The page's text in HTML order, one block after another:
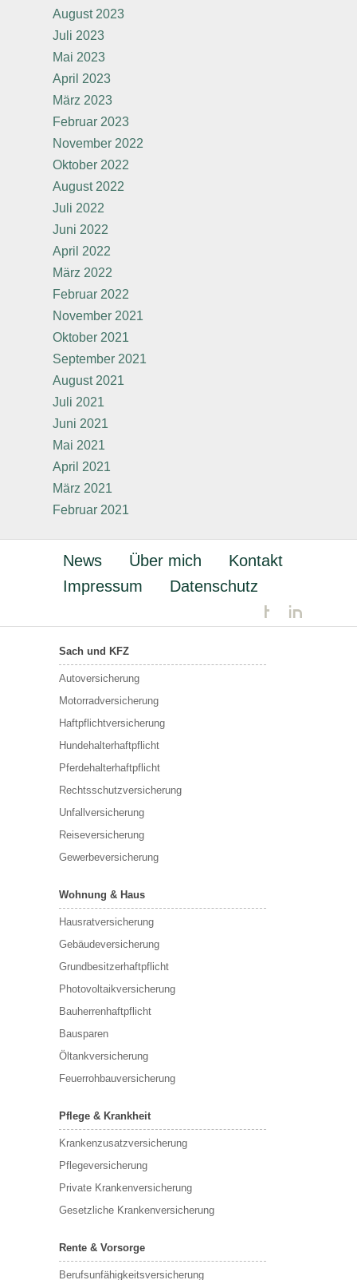
August 2023
Juli 2023
Mai 2023
April 2023
März 2023
Februar 2023
November 2022
Oktober 2022
August 2022
Juli 2022
Juni 2022
April 2022
März 2022
Februar 2022
November 2021
Oktober 2021
September 2021
August 2021
Juli 2021
Juni 2021
Mai 2021
April 2021
März 2021
Februar 2021
News Über mich
Kontakt
Impressum
Datenschutz
Sach und KFZ
Autoversicherung
Motorradversicherung
Haftpflichtversicherung
Hundehalterhaftpflicht
Pferdehalterhaftpflicht
Rechtsschutzversicherung
Unfallversicherung
Reiseversicherung
Gewerbeversicherung
Wohnung & Haus
Hausratversicherung
Gebäudeversicherung
Grundbesitzerhaftpflicht
Photovoltaikversicherung
Bauherrenhaftpflicht
Bausparen
Öltankversicherung
Feuerrohbauversicherung
Pflege & Krankheit
Krankenzusatzversicherung
Pflegeversicherung
Private Krankenversicherung
Gesetzliche Krankenversicherung
Rente & Vorsorge
Berufs­unfähigkeitsversicherung